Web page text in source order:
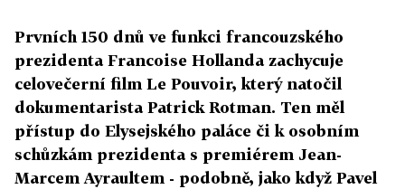
Prvních 150 dnů ve funkci francouzského
prezidenta Francoise Hollanda zachycuje
celovečerní film Le Pouvoir, který natočil
dokumentarista Patrick Rotman. Ten měl
přístup do Elysejského paláce či k osobním
schůzkám prezidenta s premiérem Jean-
Marcem Ayraultem - podobně, jako když Pavel